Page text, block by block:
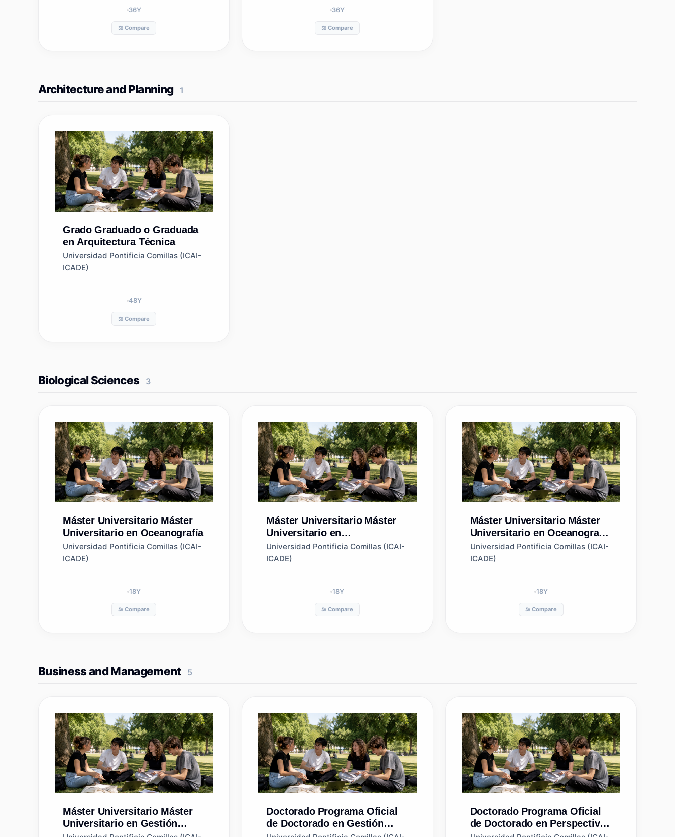
36Y
⚖️ Compare
36Y
⚖️ Compare
Architecture and Planning 1
Grado Graduado o Graduada
en Arquitectura Técnica
Universidad Pontificia Comillas (ICAI-
ICADE)
48Y
⚖️ Compare
Biological Sciences 3
Máster Universitario Máster
Universitario en Oceanografía
Universidad Pontificia Comillas (ICAI-
ICADE)
18Y
⚖️ Compare
Máster Universitario Máster
Universitario en
Gobernabilidad para un
Desarrollo Sostenible:
Universidad Pontificia Comillas (ICAI-
ICADE)
18Y
⚖️ Compare
Máster Universitario Máster
Universitario en Oceanografía
(Universidad de Las Palmas
de Gran Canaria)
Universidad Pontificia Comillas (ICAI-
ICADE)
18Y
⚖️ Compare
Business and Management 5
Máster Universitario Máster
Universitario en Gestión
Doctorado Programa Oficial
de Doctorado en Gestión
Doctorado Programa Oficial
de Doctorado en Perspectivas